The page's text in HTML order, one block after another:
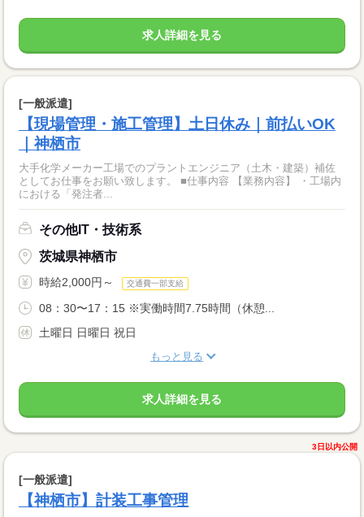
求人詳細を見る
[一般派遣]
【現場管理・施工管理】土日休み｜前払いOK
｜神栖市
大手化学メーカー工場でのプラントエンジニア（土木・建築）補佐
としてお仕事をお願い致します。 ■仕事内容 【業務内容】 ・工場内
における「発注者...
その他IT・技術系
茨城県神栖市
時給2,000円～ 交通費一部支給
08：30〜17：15 ※実働時間7.75時間（休憩...
土曜日 日曜日 祝日
もっと見る
求人詳細を見る
3日以内公開
[一般派遣]
【神栖市】計装工事管理